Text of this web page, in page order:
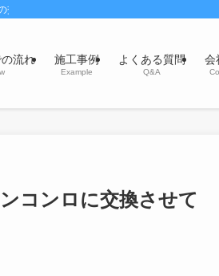
換・風呂釜交換修理はお任せください。対
流れ 施工事例
Example
よくある質問
Q&A
会
コンロに交換させて